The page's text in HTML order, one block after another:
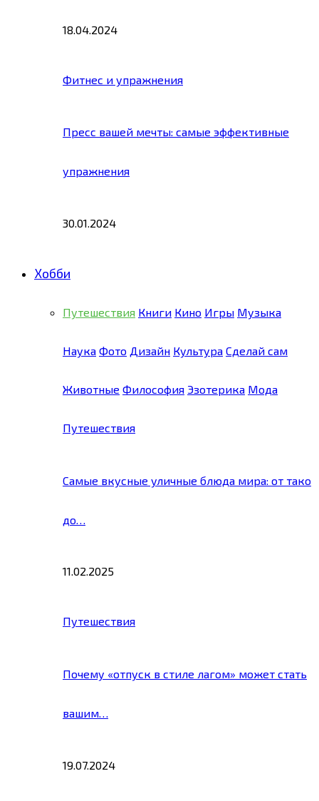
18.04.2024
Фитнес и упражнения
Пресс вашей мечты: самые эффективные
упражнения
30.01.2024
Хобби
Путешествия Книги Кино Игры Музыка
Наука Фото Дизайн Культура Сделай сам
Животные Философия Эзотерика Мода
Путешествия
Самые вкусные уличные блюда мира: от тако
до…
11.02.2025
Путешествия
Почему «отпуск в стиле лагом» может стать
вашим…
19.07.2024